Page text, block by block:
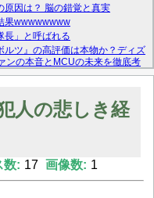
原因は？ 脳の錯覚と真実
果wwwwwwww
長」と呼ばれる
ルツ』の高評価は本物か？ディズ
ンの本音とMCUの未来を徹底考
画像貼ってくよ
人の悲しき経
数: 17 画像数: 1